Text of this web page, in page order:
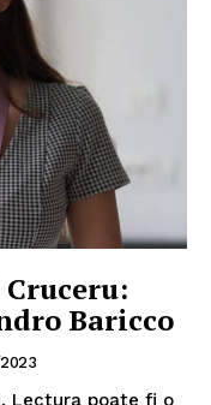
Baricco